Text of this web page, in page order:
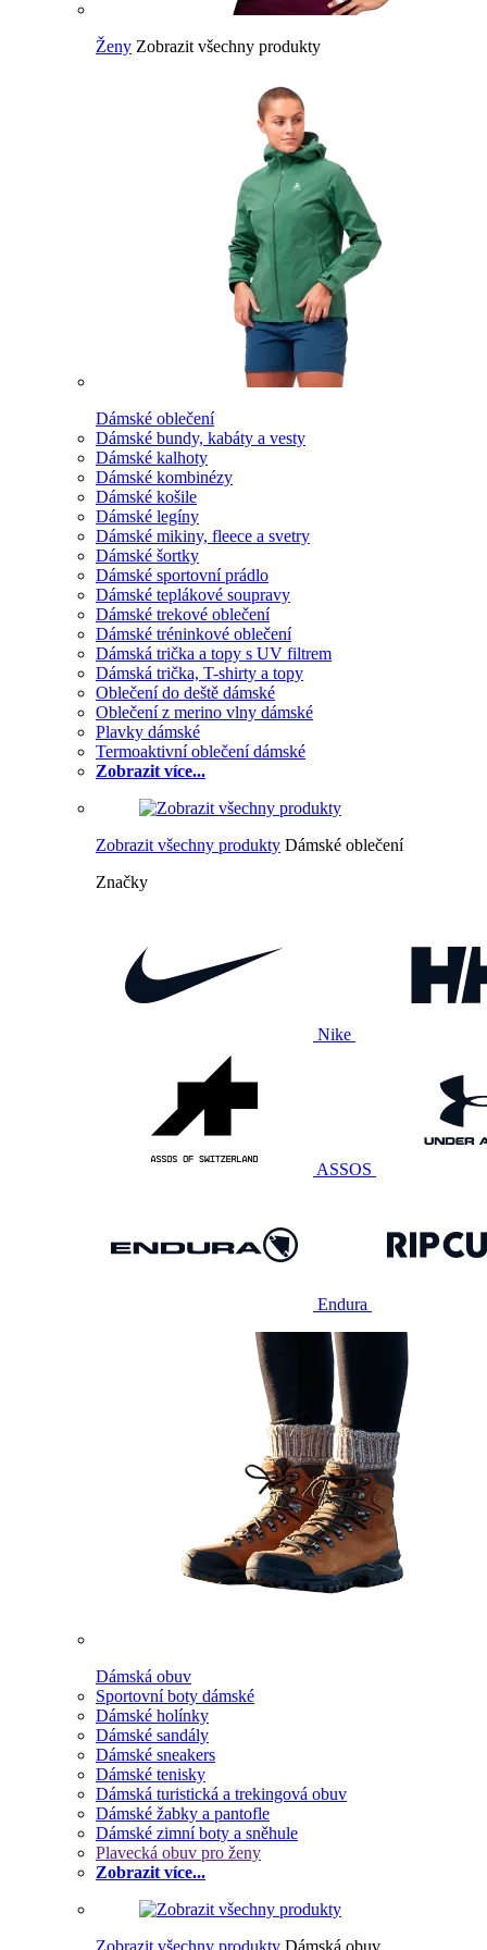
Ženy Zobrazit všechny produkty
Dámské oblečení
Dámské bundy, kabáty a vesty
Dámské kalhoty
Dámské kombinézy
Dámské košile
Dámské legíny
Dámské mikiny, fleece a svetry
Dámské šortky
Dámské sportovní prádlo
Dámské teplákové soupravy
Dámské trekové oblečení
Dámské tréninkové oblečení
Dámská trička a topy s UV filtrem
Dámská trička, T-shirty a topy
Oblečení do deště dámské
Oblečení z merino vlny dámské
Plavky dámské
Termoaktivní oblečení dámské
Zobrazit více...
Zobrazit všechny produkty Dámské oblečení
Značky
Nike
ASSOS
Endura
Dámská obuv
Sportovní boty dámské
Dámské holínky
Dámské sandály
Dámské sneakers
Dámské tenisky
Dámská turistická a trekingová obuv
Dámské žabky a pantofle
Dámské zimní boty a sněhule
Plavecká obuv pro ženy
Zobrazit více...
Zobrazit všechny produkty Dámská obuv